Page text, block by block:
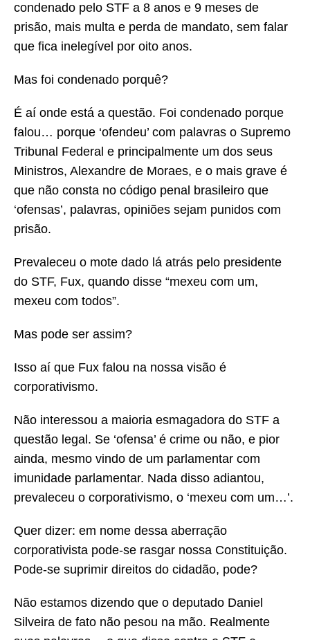
condenado pelo STF a 8 anos e 9 meses de
prisão, mais multa e perda de mandato, sem falar
que fica inelegível por oito anos.
Mas foi condenado porquê?
É aí onde está a questão. Foi condenado porque
falou… porque ‘ofendeu’ com palavras o Supremo
Tribunal Federal e principalmente um dos seus
Ministros, Alexandre de Moraes, e o mais grave é
que não consta no código penal brasileiro que
‘ofensas’, palavras, opiniões sejam punidos com
prisão.
Prevaleceu o mote dado lá atrás pelo presidente
do STF, Fux, quando disse “mexeu com um,
mexeu com todos”.
Mas pode ser assim?
Isso aí que Fux falou na nossa visão é
corporativismo.
Não interessou a maioria esmagadora do STF a
questão legal. Se ‘ofensa’ é crime ou não, e pior
ainda, mesmo vindo de um parlamentar com
imunidade parlamentar. Nada disso adiantou,
prevaleceu o corporativismo, o ‘mexeu com um…’.
Quer dizer: em nome dessa aberração
corporativista pode-se rasgar nossa Constituição.
Pode-se suprimir direitos do cidadão, pode?
Não estamos dizendo que o deputado Daniel
Silveira de fato não pesou na mão. Realmente